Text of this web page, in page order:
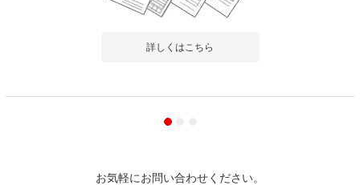
詳しくはこちら
お気軽にお問い合わせください。